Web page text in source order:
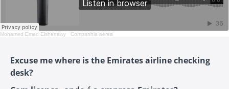
Mohamed Emad Elshenawy · Companhia aérea
Excuse me where is the Emirates airline checking
desk?